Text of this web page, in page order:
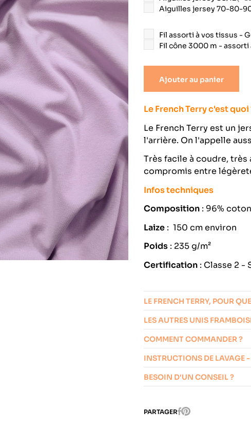
épais
Viscose
Aiguilles jersey 70-80-
Fil assorti à vos tissus -
Fil cône 3000 m -
Ajouter au panier
Le French Terry c'est quoi
Le French Terry est un
l'arrière. On l'appelle
Très facile à coudre,
compromis entre
Infos techniques
Composition : 96%
Laize : 150 cm environ
Poids : 235 g/m²
Certification : Classe 2 -
LE FRENCH TERRY, POUR
LES AUTRES UNIS
COMMENT COMMANDER ?
INSTRUCTIONS DE LAVAGE
BESOIN D'UN CONSEIL ?
PARTAGERFacebook
Pinterest